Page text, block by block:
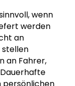
wenn
werden
an
stellen
an Fahrer,